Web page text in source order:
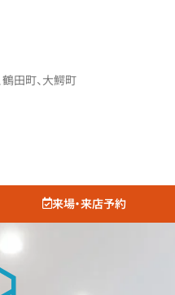
田町、大鰐町
来場・来店予約